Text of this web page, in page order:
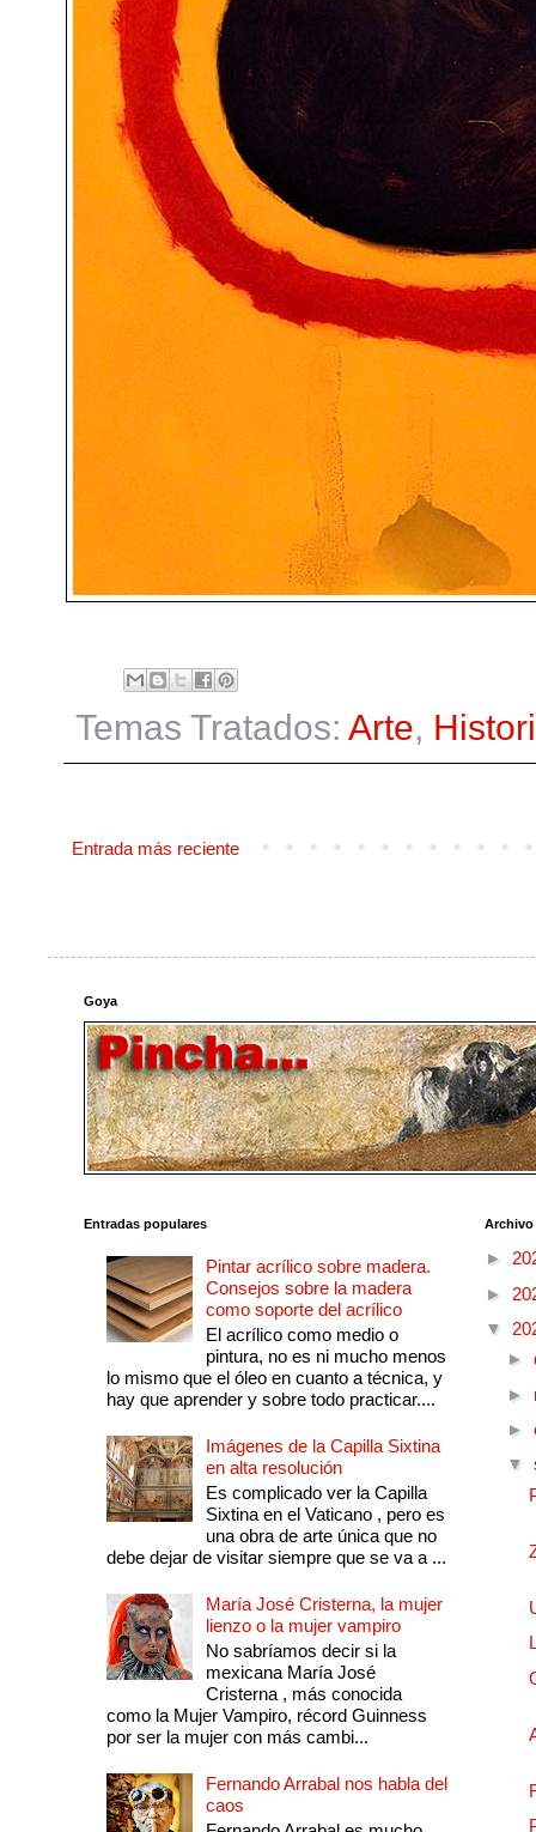
Temas Tratados: Arte,
Entrada más reciente
Goya
Entradas populares
Pintar acrílico sobre madera.
Consejos sobre la madera
como soporte del acrílico
El acrílico como medio o
pintura, no es ni mucho menos
lo mismo que el óleo en cuanto a técnica, y
hay que aprender y sobre todo practicar....
Imágenes de la Capilla Sixtina
en alta resolución
Es complicado ver la Capilla
Sixtina en el Vaticano , pero es
una obra de arte única que no
debe dejar de visitar siempre que se va a ...
María José Cristerna, la mujer
lienzo o la mujer vampiro
No sabríamos decir si la
mexicana María José
Cristerna , más conocida
como la Mujer Vampiro, récord Guinness
por ser la mujer con más cambi...
Fernando Arrabal nos habla del
caos
►
►
▼
►
►
►
▼